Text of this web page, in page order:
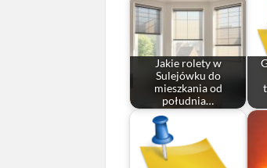
Jakie rolety w
Sulejówku do
mieszkania od
południa…